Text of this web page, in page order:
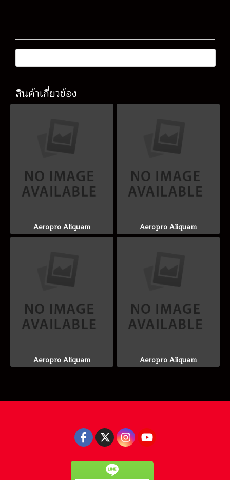
สินค้าเกี่ยวข้อง
Aeropro Aliquam Aeropro Aliquam
Aeropro Aliquam Aeropro Aliquam